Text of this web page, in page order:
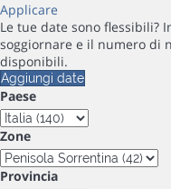
Applicare
Le tue date sono flessibili?
soggiornare e il numero di
disponibili.
Aggiungi date
Paese
Zone
Provincia